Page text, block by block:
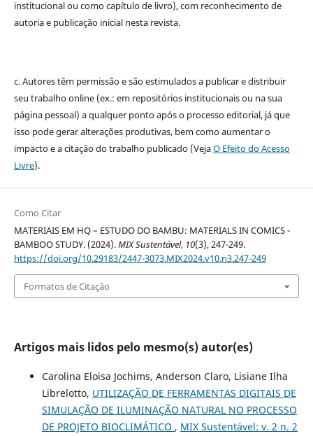
institucional ou como capítulo de livro), com reconhecimento de
autoria e publicação inicial nesta revista.
c. Autores têm permissão e são estimulados a publicar e distribuir
seu trabalho online (ex.: em repositórios institucionais ou na sua
página pessoal) a qualquer ponto após o processo editorial, já que
isso pode gerar alterações produtivas, bem como aumentar o
impacto e a citação do trabalho publicado (VejaO Efeito do Acesso
Livre).
Como Citar
MATERIAIS EM HQ – ESTUDO DO BAMBU: MATERIALS IN COMICS -
BAMBOO STUDY. (2024).MIX Sustentável, 10(3), 247-249.
https://doi.org/10.29183/2447-3073.MIX2024.v10.n3.247-249
Formatos de Citação
Artigos mais lidos pelo mesmo(s) autor(es)
Carolina Eloisa Jochims, Anderson Claro, Lisiane Ilha
Librelotto, UTILIZAÇÃO DE FERRAMENTAS DIGITAIS DE
SIMULAÇÃO DE ILUMINAÇÃO NATURAL NO PROCESSO
DE PROJETO BIOCLIMÁTICO , MIX Sustentável: v. 2 n. 2